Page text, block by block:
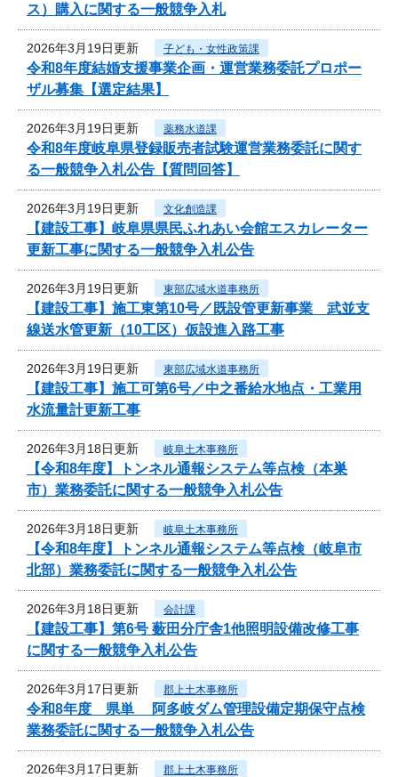
ス）購入に関する一般競争入札
2026年3月19日更新 子ども・女性政策課
令和8年度結婚支援事業企画・運営業務委託プロポー
ザル募集【選定結果】
2026年3月19日更新 薬務水道課
令和8年度岐阜県登録販売者試験運営業務委託に関す
る一般競争入札公告【質問回答】
2026年3月19日更新 文化創造課
【建設工事】岐阜県県民ふれあい会館エスカレーター
更新工事に関する一般競争入札公告
2026年3月19日更新 東部広域水道事務所
【建設工事】施工東第10号／既設管更新事業 武並支
線送水管更新（10工区）仮設進入路工事
2026年3月19日更新 東部広域水道事務所
【建設工事】施工可第6号／中之番給水地点・工業用
水流量計更新工事
2026年3月18日更新 岐阜土木事務所
【令和8年度】トンネル通報システム等点検（本巣
市）業務委託に関する一般競争入札公告
2026年3月18日更新 岐阜土木事務所
【令和8年度】トンネル通報システム等点検（岐阜市
北部）業務委託に関する一般競争入札公告
2026年3月18日更新 会計課
【建設工事】第6号 薮田分庁舎1他照明設備改修工事
に関する一般競争入札公告
2026年3月17日更新 郡上土木事務所
令和8年度 県単 阿多岐ダム管理設備定期保守点検
業務委託に関する一般競争入札公告
2026年3月17日更新 郡上土木事務所